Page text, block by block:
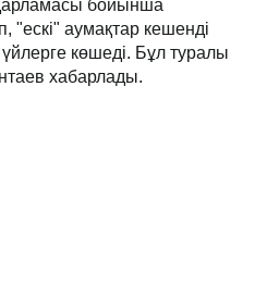
бойынша
"ескі" аумақтар кешенді
көшеді. Бұл туралы
хабарлады.